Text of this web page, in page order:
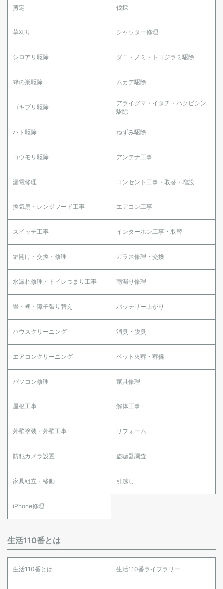
剪定 伐採
草刈り シャッター修理
シロアリ駆除 ダニ・ノミ・トコジラミ駆除
蜂の巣駆除 ムカデ駆除
ゴキブリ駆除
アライグマ・イタチ・ハクビシン
駆除
ハト駆除 ねずみ駆除
コウモリ駆除 アンテナ工事
漏電修理 コンセント工事・取替・増設
換気扇・レンジフード工事 エアコン工事
スイッチ工事 インターホン工事・取替
鍵開け・交換・修理 ガラス修理・交換
水漏れ修理・トイレつまり工事 雨漏り修理
畳・襖・障子張り替え バッテリー上がり
ハウスクリーニング 消臭・脱臭
エアコンクリーニング ペット火葬・葬儀
パソコン修理 家具修理
屋根工事 解体工事
外壁塗装・外壁工事 リフォーム
防犯カメラ設置 盗聴器調査
家具組立・移動 引越し
iPhone修理
生活110番とは
生活110番とは 生活110番ライブラリー